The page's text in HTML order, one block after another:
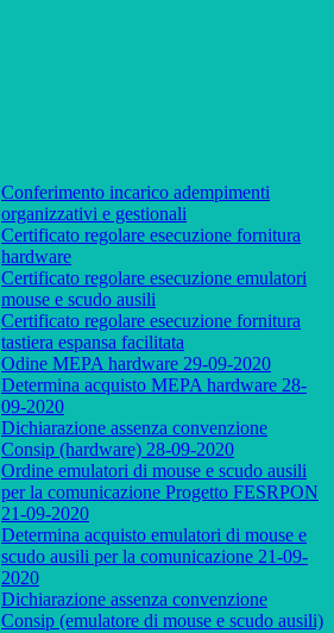
Conferimento incarico adempimenti
organizzativi e gestionali
Certificato regolare esecuzione fornitura
hardware
Certificato regolare esecuzione emulatori
mouse e scudo ausili
Certificato regolare esecuzione fornitura
tastiera espansa facilitata
Odine MEPA hardware 29-09-2020
Determina acquisto MEPA hardware 28-
09-2020
Dichiarazione assenza convenzione
Consip (hardware) 28-09-2020
Ordine emulatori di mouse e scudo ausili
per la comunicazione Progetto FESRPON
21-09-2020
Determina acquisto emulatori di mouse e
scudo ausili per la comunicazione 21-09-
2020
Dichiarazione assenza convenzione
Consip (emulatore di mouse e scudo ausili)